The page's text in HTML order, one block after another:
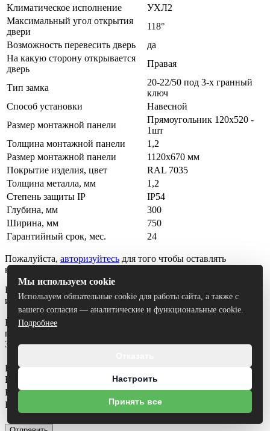
Климатическое исполнение
УХЛ2
Максимальный угол открытия
двери
118°
Возможность перевесить дверь
да
На какую сторону открывается
дверь
Правая
Тип замка
20-22/50 под 3-х гранный
ключ
Способ установки
Навесной
Размер монтажной панели
Прямоугольник 120х520 -
1шт
Толщина монтажной панели
1,2
Размер монтажной панели
1120х670 мм
Покрытие изделия, цвет
RAL 7035
Толщина металла, мм
1,2
Степень защиты IP
IP54
Глубина, мм
300
Ширина, мм
750
Гарантийный срок, мес.
24
Пожалуйста, авторизуйтесь для того чтобы оставлять
комментарии
Вы можете задать любой интересующий вас вопрос по товару
или работе магазина.
Наши квалифицированные специалисты обязательно вам
помогут.
Задать вопрос
Вопрос
Ваше имя
Контактный телефон*
Ваш E-mail
Мы используем cookie
Используем обязательные cookie для работы сайта, а также с
вашего согласия — аналитические и функциональные cookie.
Подробнее
Настроить
Принять все